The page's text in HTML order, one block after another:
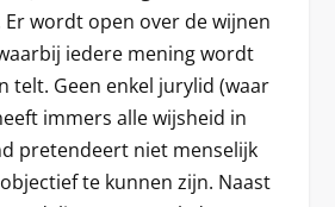
wordt open over de wijnen
iedere mening wordt
telt. Geen enkel jurylid (waar
immers alle wijsheid in
pretendeert niet menselijk
te kunnen zijn. Naast